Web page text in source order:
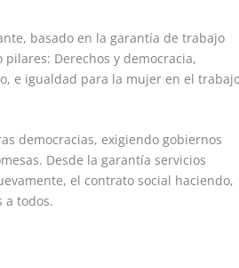
basado en la garantía de trabajo
Derechos y democracia,
e igualdad para la mujer en el
democracias, exigiendo gobiernos
Desde la garantía servicios
el contrato social haciendo,
a todos.